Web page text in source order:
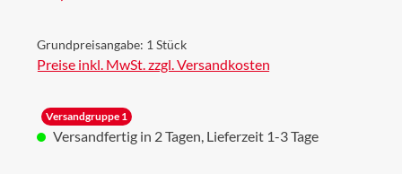
Grundpreisangabe: 1 Stück
Preise inkl. MwSt. zzgl. Versandkosten
Versandgruppe 1
Versandfertig in 2 Tagen, Lieferzeit 1-3 Tage